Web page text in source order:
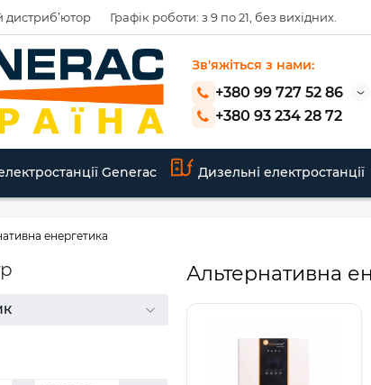
дистриб’ютор Графік роботи: з 9 по 21, без вихідних.
Зв'яжіться з нами:
+380 99 727 52 86
+380 93 234 28 72
Generac Дизельні електростанції
енергетика
Альтернативна